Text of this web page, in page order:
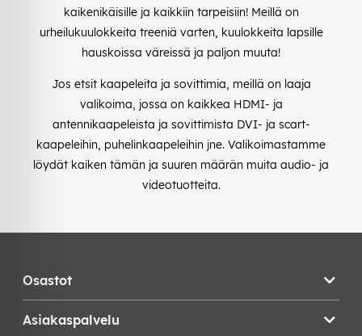
kaikenikäisille ja kaikkiin tarpeisiin! Meillä on
urheilukuulokkeita treeniä varten, kuulokkeita lapsille
hauskoissa väreissä ja paljon muuta!
Jos etsit kaapeleita ja sovittimia, meillä on laaja
valikoima, jossa on kaikkea HDMI- ja
antennikaapeleista ja sovittimista DVI- ja scart-
kaapeleihin, puhelinkaapeleihin jne. Valikoimastamme
löydät kaiken tämän ja suuren määrän muita audio- ja
videotuotteita.
Osastot
Asiakaspalvelu